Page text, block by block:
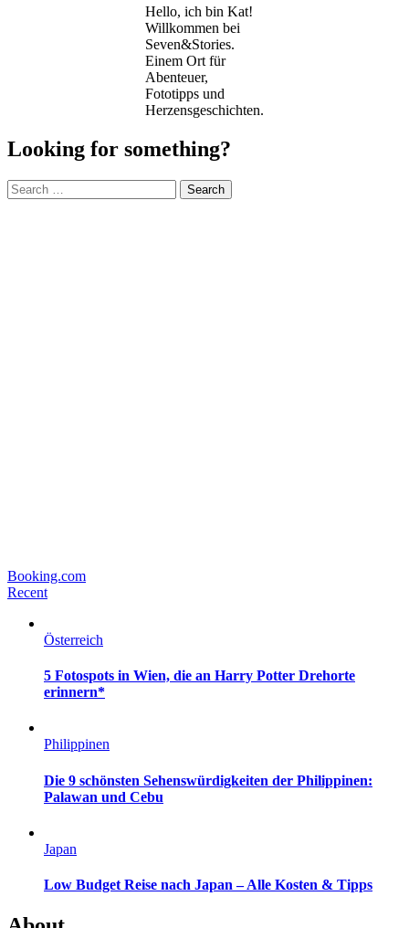
Hello, ich bin Kat!
Willkommen bei
Seven&Stories.
Einem Ort für
Abenteuer,
Fototipps und
Herzensgeschichten.
Looking for something?
Search
Booking.com
Recent
Österreich
5 Fotospots in Wien, die an Harry Potter Drehorte
erinnern*
Philippinen
Die 9 schönsten Sehenswürdigkeiten der Philippinen:
Palawan und Cebu
Japan
Low Budget Reise nach Japan – Alle Kosten & Tipps